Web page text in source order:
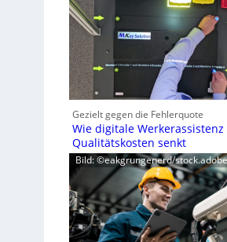
Gezielt gegen die Fehlerquote
Wie digitale Werkerassistenz
Qualitätskosten senkt
Bild: ©eakgrungenerd/